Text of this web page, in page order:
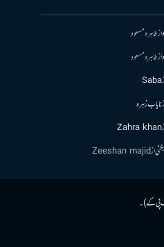
ازطاہرہ مسعود
ازطاہرہ مسعود
Saba
نایاب زہرہ
Zahra khan
ازZeeshan majid